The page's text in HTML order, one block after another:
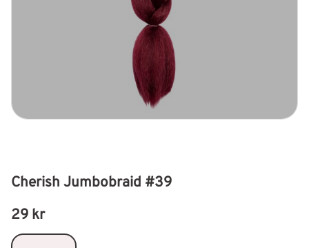
Cherish Jumbobraid #39
29 kr